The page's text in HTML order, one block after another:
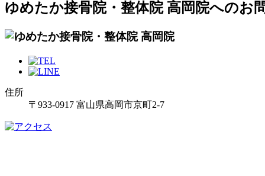
ゆめたか接骨院・整体院 高岡院へのお
住所
〒933-0917 富山県高岡市京町2-7